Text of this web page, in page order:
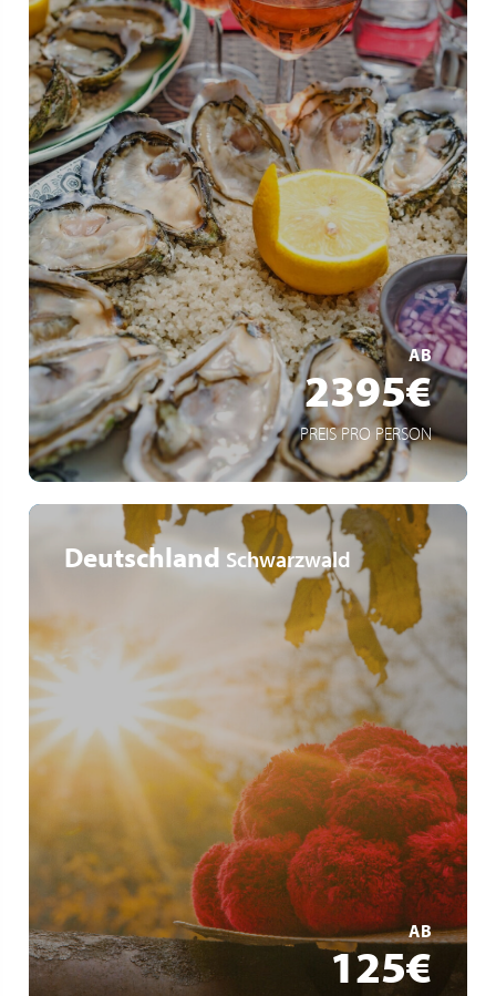
AB
2395€
PREIS PRO PERSON
Viva All-Inclusive
Viva Boutique-Schiff
Haute Cuisine an Land & an Bord
MEHR ERFAHREN
Deutschland Schwarzwald
AB
125€
Buspendel nach Freudenstadt, Hinterzarten und Titisee
Ausgewählte Partnerhotels
Tal X Gartenschau 2025 in Freudenstadt und
Baiersbronn
MEHR ERFAHREN